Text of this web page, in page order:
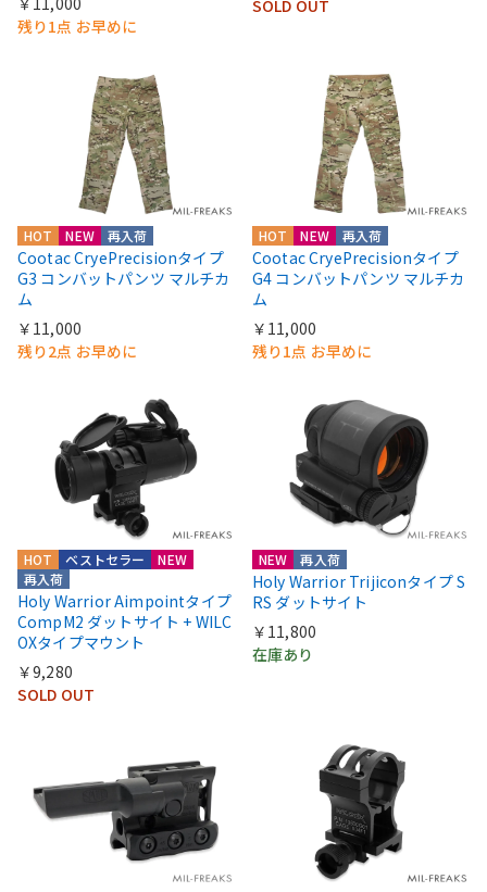
残り1点 お早めに
SOLD OUT
HOT NEW 再入荷
Cootac CryePrecisionタイプ
G3 コンバットパンツ マルチカ
ム
￥11,000
残り2点 お早めに
HOT NEW 再入荷
Cootac CryePrecisionタイプ
G4 コンバットパンツ マルチカ
ム
￥11,000
残り1点 お早めに
HOT
NEW
再入荷
ベストセラー
Holy Warrior Aimpointタイプ
CompM2 ダットサイト + WILC
OXタイプマウント
￥9,280
SOLD OUT
NEW 再入荷
Holy Warrior Trijiconタイプ S
RS ダットサイト
￥11,800
在庫あり